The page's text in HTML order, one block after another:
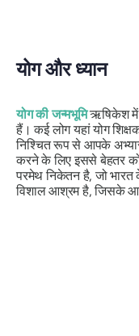
योग और ध्यान
योग की जन्मभूमिऋषिकेश में
हैं। कई लोग यहां योग
निश्चित रूप से आपके
करने के लिए इससे बेहतर
परमेथ निकेतन है, जो
विशाल आश्रम है, जिसके